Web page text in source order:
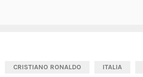
CRISTIANO RONALDO ITALIA